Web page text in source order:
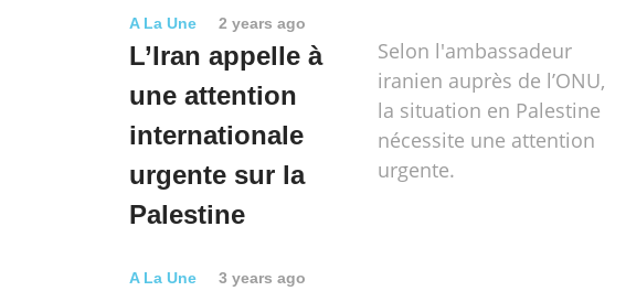
A La Une 2 years ago
L’Iran appelle à
une attention
internationale
urgente sur la
Palestine
Selon l'ambassadeur
iranien auprès de l’ONU,
la situation en Palestine
nécessite une attention
urgente.
A La Une 3 years ago